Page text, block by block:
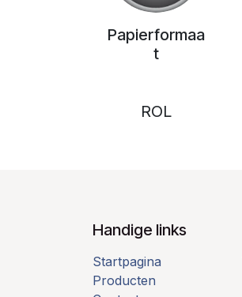
Papierformaa
t
ROL
Handige links
Startpagina
Producten